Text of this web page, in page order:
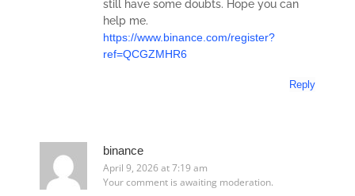
still have some doubts. Hope you can
help me.
https://www.binance.com/register?
ref=QCGZMHR6
Reply
binance
April 9, 2026 at 7:19 am
Your comment is awaiting moderation.